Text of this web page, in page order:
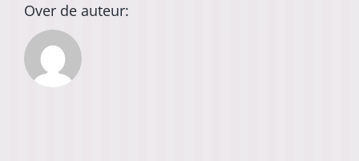
Over de auteur: